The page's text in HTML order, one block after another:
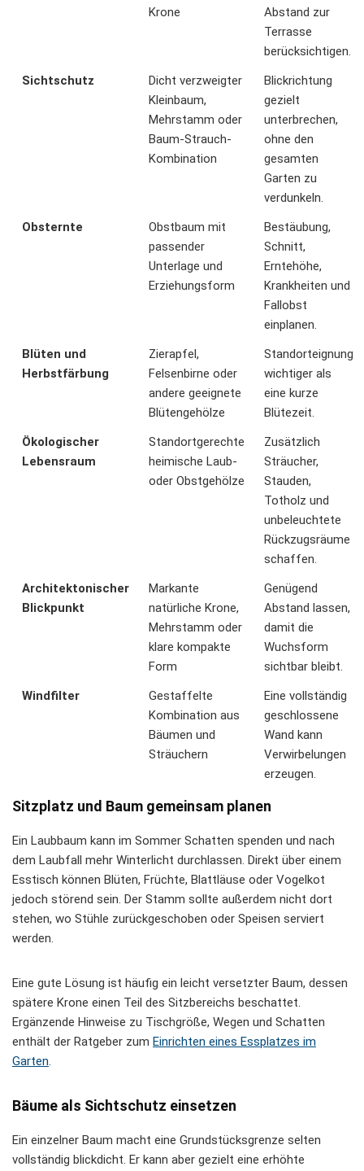
Krone
Abstand zur
Terrasse
berücksichtigen.
Sichtschutz
Dicht verzweigter
Kleinbaum,
Mehrstamm oder
Baum-Strauch-
Kombination
Blickrichtung
gezielt
unterbrechen,
ohne den
gesamten
Garten zu
verdunkeln.
Obsternte
Obstbaum mit
passender
Unterlage und
Erziehungsform
Bestäubung,
Schnitt,
Erntehöhe,
Krankheiten und
Fallobst
einplanen.
Blüten und
Herbstfärbung
Zierapfel,
Felsenbirne oder
andere geeignete
Blütengehölze
Standorteignung
wichtiger als
eine kurze
Blütezeit.
Ökologischer
Lebensraum
Standortgerechte
heimische Laub-
oder Obstgehölze
Zusätzlich
Sträucher,
Stauden,
Totholz und
unbeleuchtete
Rückzugsräume
schaffen.
Architektonischer
Blickpunkt
Markante
natürliche Krone,
Mehrstamm oder
klare kompakte
Form
Genügend
Abstand lassen,
damit die
Wuchsform
sichtbar bleibt.
Windfilter
Gestaffelte
Kombination aus
Bäumen und
Sträuchern
Eine vollständig
geschlossene
Wand kann
Verwirbelungen
erzeugen.
Sitzplatz und Baum gemeinsam planen
Ein Laubbaum kann im Sommer Schatten spenden und nach
dem Laubfall mehr Winterlicht durchlassen. Direkt über einem
Esstisch können Blüten, Früchte, Blattläuse oder Vogelkot
jedoch störend sein. Der Stamm sollte außerdem nicht dort
stehen, wo Stühle zurückgeschoben oder Speisen serviert
werden.
Eine gute Lösung ist häufig ein leicht versetzter Baum, dessen
spätere Krone einen Teil des Sitzbereichs beschattet.
Ergänzende Hinweise zu Tischgröße, Wegen und Schatten
enthält der Ratgeber zum Einrichten eines Essplatzes im
Garten.
Bäume als Sichtschutz einsetzen
Ein einzelner Baum macht eine Grundstücksgrenze selten
vollständig blickdicht. Er kann aber gezielt eine erhöhte